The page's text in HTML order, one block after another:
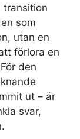
transition
som
utan en
förlora en
den
ut – är
svar,